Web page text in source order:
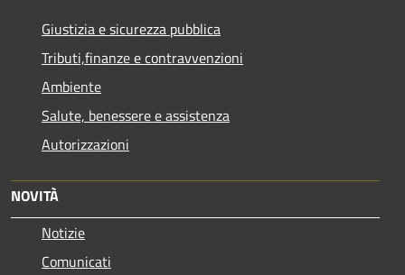
Giustizia e sicurezza pubblica
Tributi,finanze e contravvenzioni
Ambiente
Salute, benessere e assistenza
Autorizzazioni
NOVITÀ
Notizie
Comunicati